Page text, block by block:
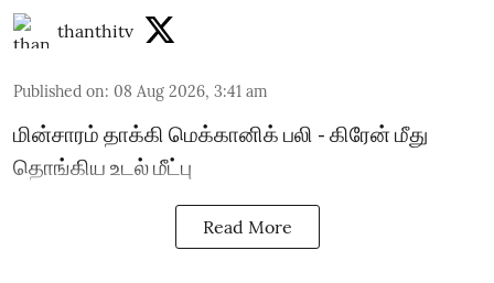
thanthitv
Published on: 08 Aug 2026, 3:41 am
மின்சாரம் தாக்கி மெக்கானிக் பலி - கிரேன் மீது
தொங்கிய உடல் மீட்பு
Read More